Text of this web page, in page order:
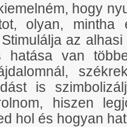
hogy
olyan,
az
hatása van
is
hiszen
hol és hogyan